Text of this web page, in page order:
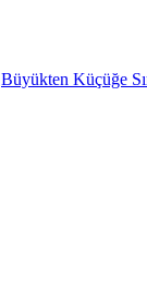
Büyükten Küçüğe